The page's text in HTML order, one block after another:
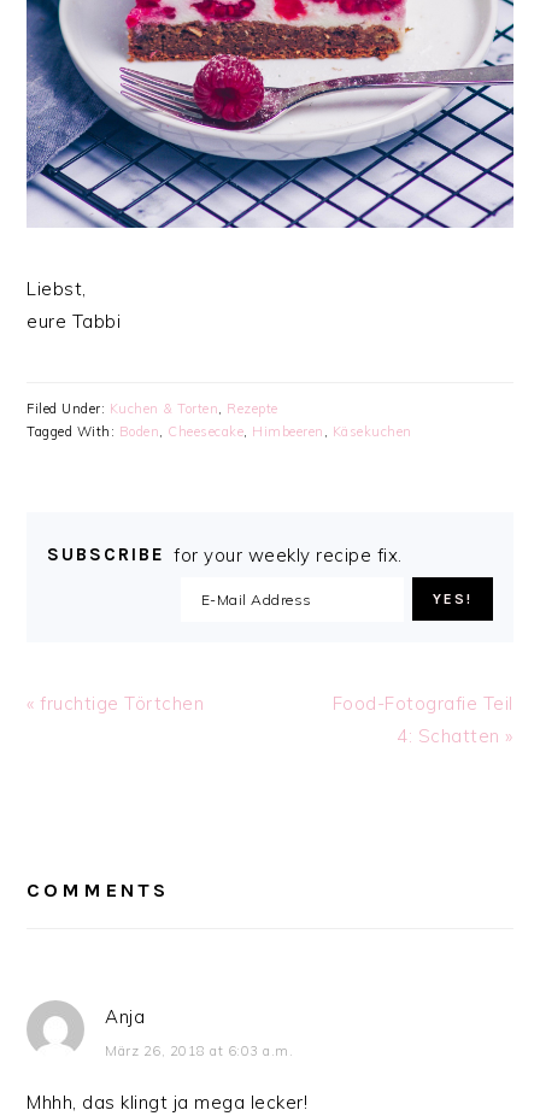
Liebst,
eure Tabbi
Filed Under: Kuchen & Torten, Rezepte
Tagged With: Boden, Cheesecake, Himbeeren , Käsekuchen
SUBSCRIBE for your weekly recipe fix.
Previous
« fruchtige Törtchen
Next
Food-Fotografie Teil
4: Schatten »
COMMENTS
Anja
März 26, 2018 at 6:03 a.m.
Mhhh, das klingt ja mega lecker!